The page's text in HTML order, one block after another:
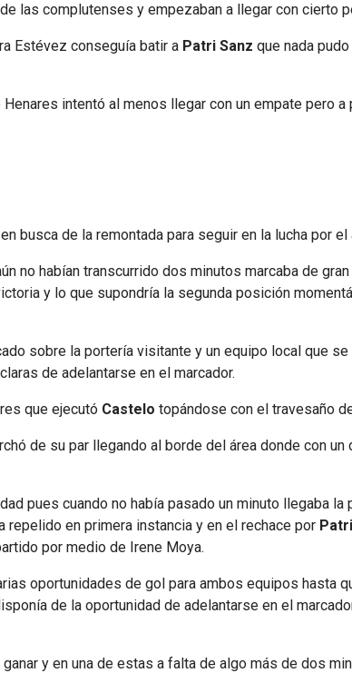
las complutenses y empezaban a llegar con cierto
Estévez conseguía batir a Patri Sanz que nada
intentó al menos llegar con un empate pero
en busca de la remontada para seguir en la lucha por el
no habían transcurrido dos minutos marcaba de
y lo que supondría la segunda posición
sobre la portería visitante y un equipo local que
de adelantarse en el marcador.
que ejecutó Castelo topándose con el travesaño
de su par llegando al borde del área donde con
pues cuando no había pasado un minuto llegaba la
en primera instancia y en el rechace por
por medio de Irene Moya.
oportunidades de gol para ambos equipos hasta
de la oportunidad de adelantarse en el
y en una de estas a falta de algo más de dos